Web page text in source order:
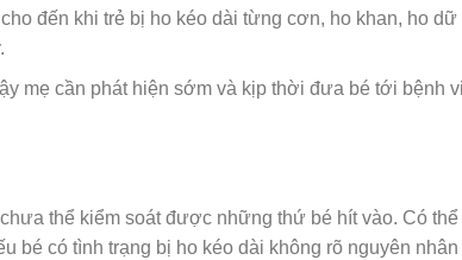
đến khi trẻ bị ho kéo dài từng cơn, ho khan, ho dữ
mẹ cần phát hiện sớm và kịp thời đưa bé tới bệnh
thể kiểm soát được những thứ bé hít vào. Có thể
bé có tình trạng bị ho kéo dài không rõ nguyên nhân